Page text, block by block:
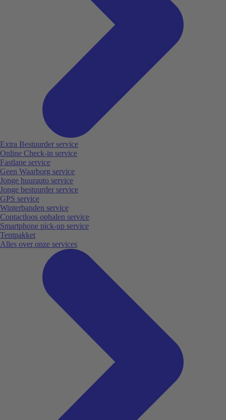
Extra Bestuurder service
Online Check-in service
Fastlane service
Geen Waarborg service
Jonge huurauto service
Jonge bestuurder service
GPS service
Winterbanden service
Contactloos ophalen service
Smartphone pick-up service
Tentpakket
Alles over onze services